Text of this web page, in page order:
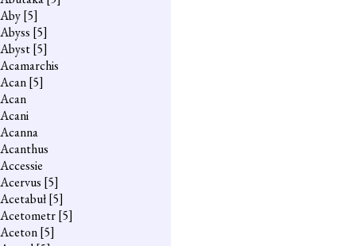
Aby[5]
Abyss [5]
Abyst[5]
Acamarchis
Acan[5]
Acan
Acani
Acanna
Acanthus
Accessie
Acervus [5]
Acetabuł[5]
Acetometr[5]
Aceton[5]